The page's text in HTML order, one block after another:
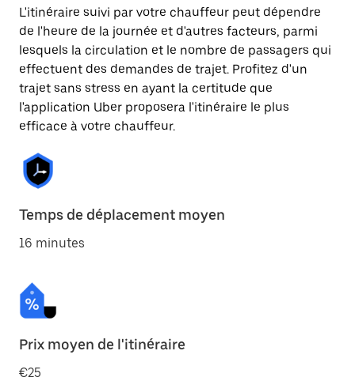
L'itinéraire suivi par votre chauffeur peut dépendre
de l'heure de la journée et d'autres facteurs, parmi
lesquels la circulation et le nombre de passagers qui
effectuent des demandes de trajet. Profitez d'un
trajet sans stress en ayant la certitude que
l'application Uber proposera l'itinéraire le plus
efficace à votre chauffeur.
Temps de déplacement moyen
16 minutes
Prix moyen de l'itinéraire
€25